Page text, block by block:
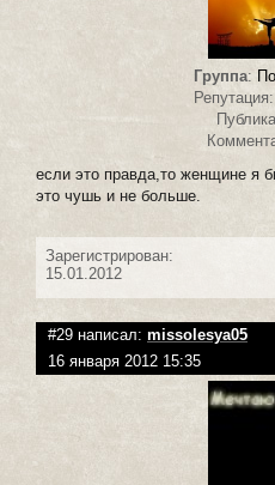
Группа:
Репутация:
если это правда,то женщине я
это чушь и не больше.
Зарегистрирован:
15.01.2012
#29 написал: missolesya05
16 января 2012 15:35